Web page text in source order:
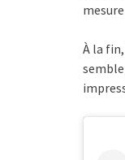
À la